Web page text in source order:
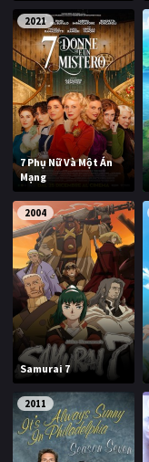
2021
7 Phụ Nữ Và Một Án
Mạng
2004
Samurai 7
2011